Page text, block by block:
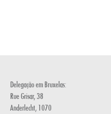
Delegação em Bruxelas:
Rue Grisar, 38
Anderlecht, 1070